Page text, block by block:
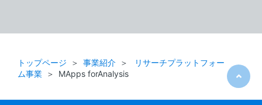
トップページ 事業紹介
リサーチプラットフォー
ム事業
MApps forAnalysis